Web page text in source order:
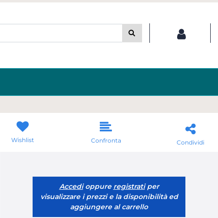
Wishlist Confronta Condividi
Accedioppure registratiper
visualizzare i prezzi e la disponibilità ed
aggiungere al carrello